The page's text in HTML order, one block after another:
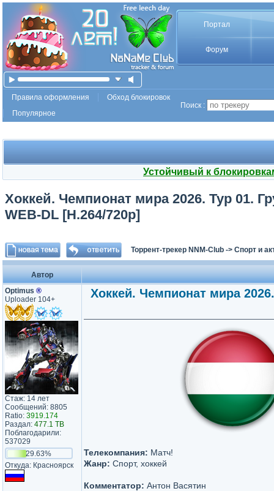
Портал
Форум
Правила оформления
Обход блокировок
Популярное
Поиск :
Устойчивый к
Хоккей. Чемпионат мира 2026. Тур 01.
WEB-DL [H.264/720p]
Торрент-трекер NNM-Club -> Спорт и
Автор
Optimus ®
Uploader 104+
Стаж: 14 лет
Сообщений: 8805
Ratio: 3919.174
Раздал: 477.1 TB
Поблагодарили:
537029
29.63%
Откуда: Красноярск
Хоккей. Чемпионат мира
Телекомпания: Матч!
Жанр: Спорт, хоккей
Комментатор: Антон Васятин